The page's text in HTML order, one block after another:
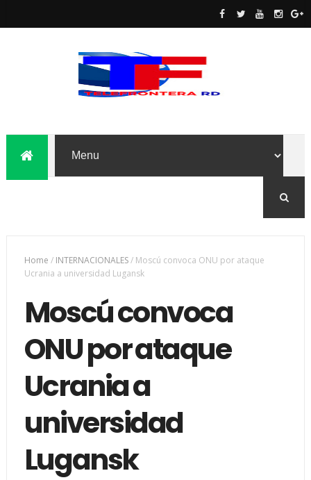
Home / INTERNACIONALES/ Moscú convoca ONU por ataque
Ucrania a universidad Lugansk
Moscú convoca
ONU por ataque
Ucrania a
universidad
Lugansk